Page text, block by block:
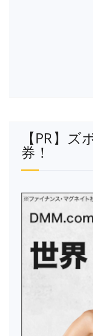
【PR】
券！